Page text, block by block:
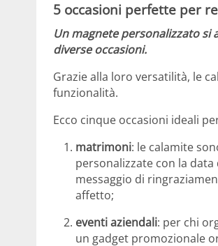
5 occasioni perfette per
Un magnete personalizzato
diverse occasioni.
Grazie alla loro versatilità, le
funzionalità.
Ecco cinque occasioni ideali
matrimoni: le calamite
personalizzate con la
messaggio di
affetto;
eventi aziendali: per chi
un gadget promozionale